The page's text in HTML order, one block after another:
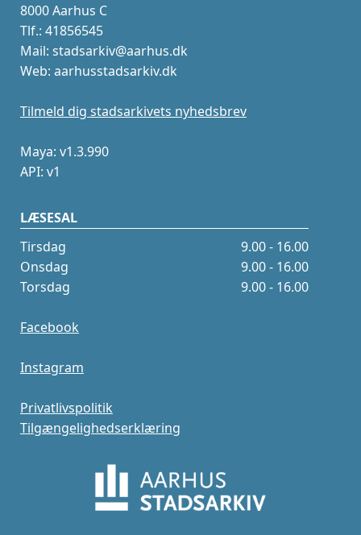
8000 Aarhus C
Tlf.: 41856545
Mail: stadsarkiv@aarhus.dk
Web: aarhusstadsarkiv.dk
Tilmeld dig stadsarkivets nyhedsbrev
Maya: v1.3.990
API: v1
LÆSESAL
Tirsdag
9.00 - 16.00
Onsdag
9.00 - 16.00
Torsdag
9.00 - 16.00
Facebook
Instagram
Privatlivspolitik
Tilgængelighedserklæring